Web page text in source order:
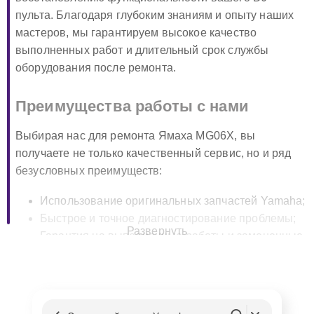
пульта. Благодаря глубоким знаниям и опыту наших
мастеров, мы гарантируем высокое качество
выполненных работ и длительный срок службы
оборудования после ремонта.
Преимущества работы с нами
Выбирая нас для ремонта Ямаха MG06X, вы
получаете не только качественный сервис, но и ряд
безусловных преимуществ:
Использование оригинальных запчастей Yamaha;
Быстрое и точное диагностирование проблемы;
Гарантия на выполненные работы и замененные
Этапы ремонта MG06X в Москве
Развернуть